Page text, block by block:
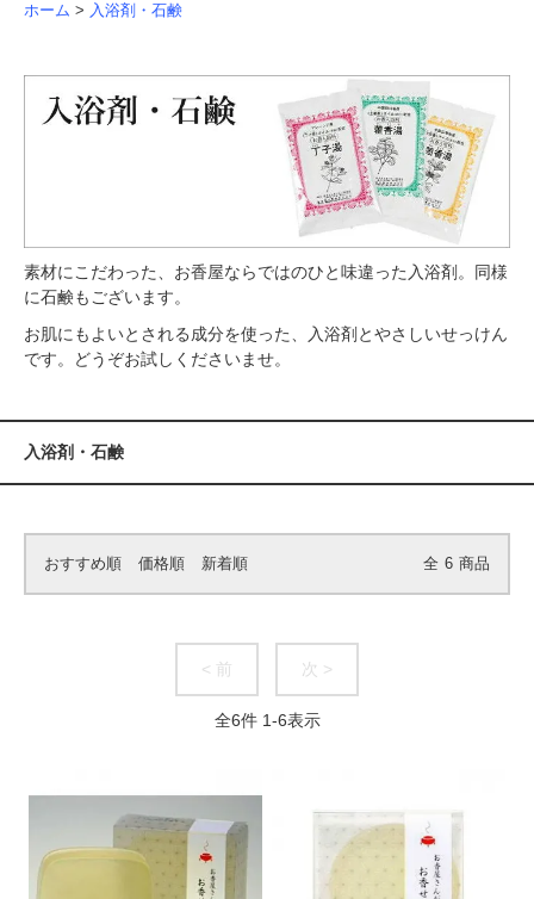
ホーム > 入浴剤・石鹸
素材にこだわった、お香屋ならではのひと味違った入浴剤。同様
に石鹸もございます。
お肌にもよいとされる成分を使った、入浴剤とやさしいせっけん
です。どうぞお試しくださいませ。
入浴剤・石鹸
おすすめ順 価格順 新着順 全 6 商品
< 前 次 >
全6件 1-6表示